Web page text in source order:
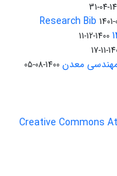
1400-12-11
معدن 1400-08-05
Creative Commons